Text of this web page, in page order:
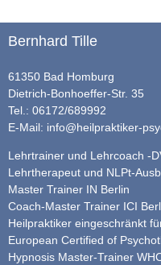
Bernhard Tille
61350 Bad Homburg
Dietrich-Bonhoeffer-Str. 35
Tel.: 06172/689992
E-Mail: info@heilpraktiker-
Lehrtrainer und Lehrcoach -
Lehrtherapeut und NLPt-
Master Trainer IN Berlin
Coach-Master Trainer ICI
Heilpraktiker eingeschränkt
European Certified of
Hypnosis Master-Trainer